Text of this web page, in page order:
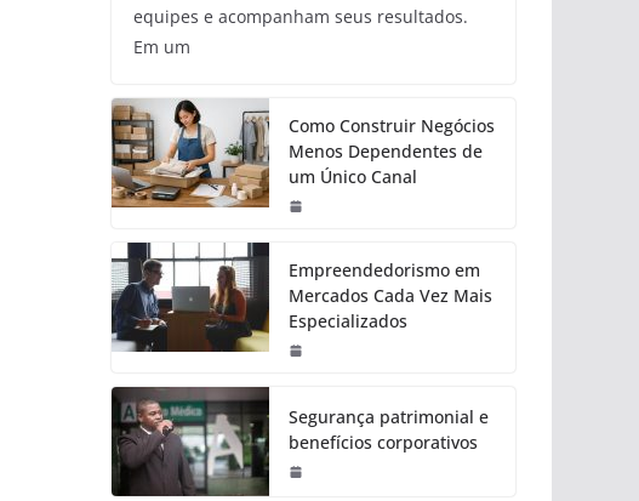
equipes e acompanham seus resultados.
Em um
Como Construir Negócios
Menos Dependentes de
um Único Canal
Empreendedorismo em
Mercados Cada Vez Mais
Especializados
Segurança patrimonial e
benefícios corporativos